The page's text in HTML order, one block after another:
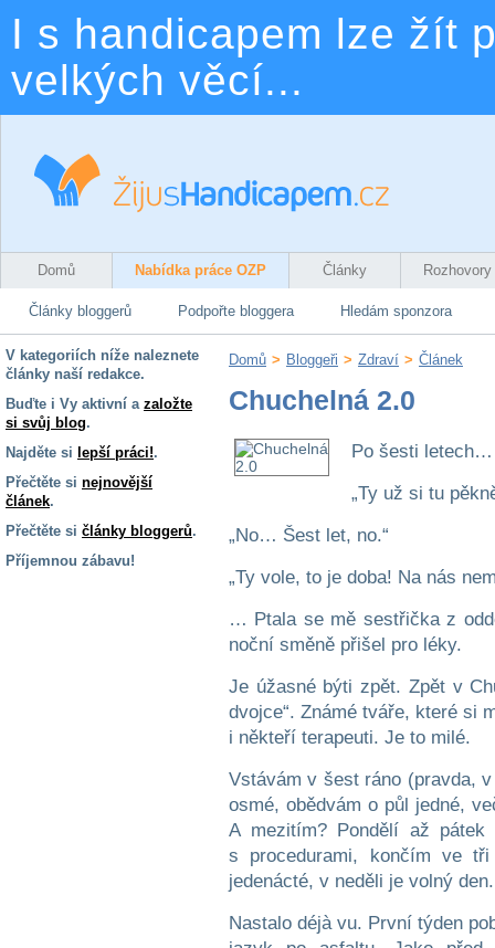
I s handicapem lze žít
velkých věcí...
Domů Nabídka práce OZP Články Rozhovory
Články bloggerů Podpořte bloggera Hledám sponzora
V kategoriích níže naleznete
články naší redakce.
Buďte i Vy aktivní a založte
si svůj blog.
Najděte si lepší práci!.
Přečtěte si nejnovější
článek.
Přečtěte si články bloggerů.
Příjemnou zábavu!
Domů > Bloggeři > Zdraví > Článek
Chuchelná 2.0
Po šesti letech…
„Ty už si tu
„No… Šest let, no.“
„Ty vole, to je doba! Na nás
… Ptala se mě sestřička z
noční směně přišel pro léky.
Je úžasné býti zpět. Zpět v
dvojce“. Známé tváře, které si
i někteří terapeuti. Je to milé.
Vstávám v šest ráno (pravda,
osmé, obědvám o půl jedné,
A mezitím? Pondělí až
s procedurami, končím ve
jedenácté, v neděli je volný den.
Nastalo déjà vu. První týden